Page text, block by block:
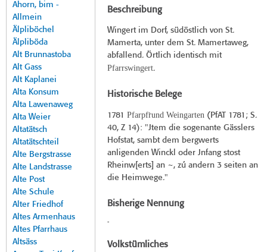
Ahorn, bim -
Allmein
Älpliböchel
Älpliböda
Alt Brunnastoba
Alt Gass
Alt Kaplanei
Alta Konsum
Alta Lawenaweg
Alta Weier
Altatätsch
Altatätschteil
Alte Bergstrasse
Alte Landstrasse
Alte Post
Alte Schule
Alter Friedhof
Altes Armenhaus
Altes Pfarrhaus
Altsäss
Beschreibung
Wingert im Dorf, südöstlich von St.
Mamerta, unter dem St. Mamertaweg,
abfallend. Örtlich identisch mit
Pfarrswingert.
Historische Belege
1781 Pfarpfr̀und Weingarten( PfAT 1781 ; S.
40, Z 14): "Jtem die sogenante Gässlers
Hofstat, sambt dem bergwerts
anligenden Winckl oder Jnfang stost
Rheinw[erts] an ~, zú andern 3 seiten an
die Heimwege."
Bisherige Nennung
-
Volkstümliches